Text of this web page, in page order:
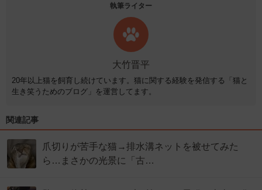
執筆ライター
大竹晋平
20年以上猫を飼育し続けています。猫に関する経験を発信する「猫と
生き笑うためのブログ」を運営してます。
関連記事
爪切りが苦手な猫→排水溝ネットを被せてみた
ら…まさかの光景に「古…